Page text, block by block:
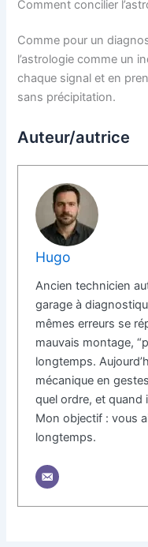
Comment concilier
Comme pour un
l’astrologie comme un
chaque signal et en
sans précipitation.
Auteur/autrice
Hugo
Ancien technicien
garage à
mêmes erreurs se
mauvais montage,
longtemps.
mécanique en
quel ordre, et quand
Mon objectif : vous
longtemps.